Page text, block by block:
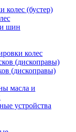
колес (бустер)
шин
колес
(дископравы)
(дископравы)
масла и
устройства